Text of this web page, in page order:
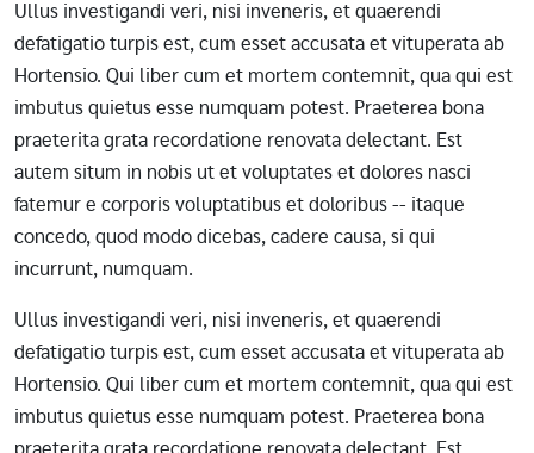
Ullus investigandi veri, nisi inveneris, et quaerendi
defatigatio turpis est, cum esset accusata et vituperata ab
Hortensio. Qui liber cum et mortem contemnit, qua qui est
imbutus quietus esse numquam potest. Praeterea bona
praeterita grata recordatione renovata delectant. Est
autem situm in nobis ut et voluptates et dolores nasci
fatemur e corporis voluptatibus et doloribus -- itaque
concedo, quod modo dicebas, cadere causa, si qui
incurrunt, numquam.
Ullus investigandi veri, nisi inveneris, et quaerendi
defatigatio turpis est, cum esset accusata et vituperata ab
Hortensio. Qui liber cum et mortem contemnit, qua qui est
imbutus quietus esse numquam potest. Praeterea bona
praeterita grata recordatione renovata delectant. Est